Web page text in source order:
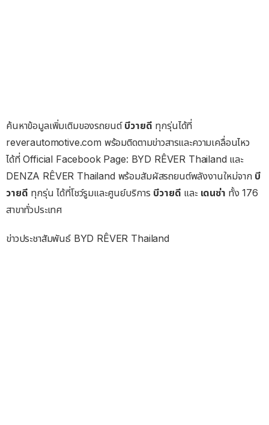
ค้นหาข้อมูลเพิ่มเติมของรถยนต์ บีวายดี ทุกรุ่นได้ที่
reverautomotive.com พร้อมติดตามข่าวสารและความเคลื่อนไหว
ได้ที่ Official Facebook Page: BYD RÊVER Thailand และ
DENZA RÊVER Thailand พร้อมสัมผัสรถยนต์พลังงานใหม่จาก บี
วายดี ทุกรุ่น ได้ที่โชว์รูมและศูนย์บริการ บีวายดี และ เดนซ่า ทั้ง 176
สาขาทั่วประเทศ
ข่าวประชาสัมพันธ์ BYD RÊVER Thailand